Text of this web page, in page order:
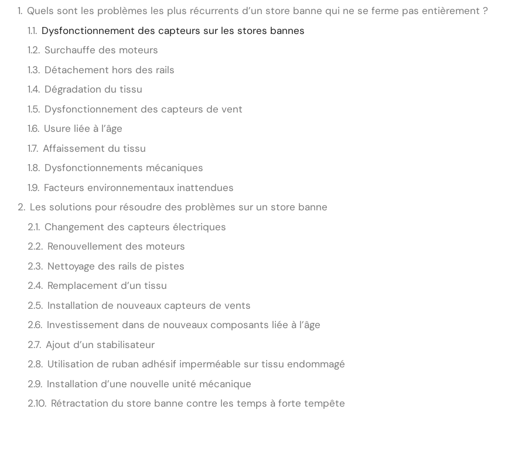
Quels sont les problèmes les plus récurrents d’un store banne qui ne se ferme pas entièrement ?
Dysfonctionnement des capteurs sur les stores bannes
Surchauffe des moteurs
Détachement hors des rails
Dégradation du tissu
Dysfonctionnement des capteurs de vent
Usure liée à l’âge
Affaissement du tissu
Dysfonctionnements mécaniques
Facteurs environnementaux inattendues
Les solutions pour résoudre des problèmes sur un store banne
Changement des capteurs électriques
Renouvellement des moteurs
Nettoyage des rails de pistes
Remplacement d’un tissu
Installation de nouveaux capteurs de vents
Investissement dans de nouveaux composants liée à l’âge
Ajout d’un stabilisateur
Utilisation de ruban adhésif imperméable sur tissu endommagé
Installation d’une nouvelle unité mécanique
Rétractation du store banne contre les temps à forte tempête